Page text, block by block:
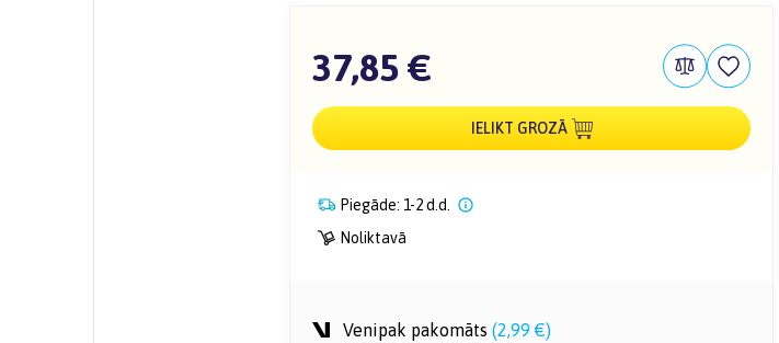
37,85 €
IELIKT GROZĀ
Piegāde: 1-2 d.d.
Noliktavā
Venipak pakomāts (2,99 €)